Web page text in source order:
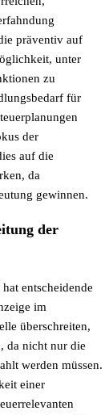
präventiv auf
unter
zu
für
der
auf die
da
gewinnen.
der
entscheidende
im
überschreiten,
da nicht nur die
werden müssen.
einer